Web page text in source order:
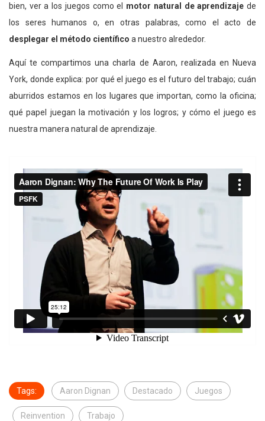
bien, ver a los juegos como el motor natural de aprendizaje de
los seres humanos o, en otras palabras, como el acto de
desplegar el método científico a nuestro alrededor.
Aquí te compartimos una charla de Aaron, realizada en Nueva
York, donde explica: por qué el juego es el futuro del trabajo; cuán
aburridos estamos en los lugares que importan, como la oficina;
qué papel juegan la motivación y los logros; y cómo el juego es
nuestra manera natural de aprendizaje.
Tags: Aaron Dignan Destacado Juegos
Reinvention Trabajo